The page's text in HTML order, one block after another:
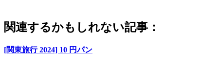
関連するかもしれない記事：
[関東旅行 2024] 10 円パン